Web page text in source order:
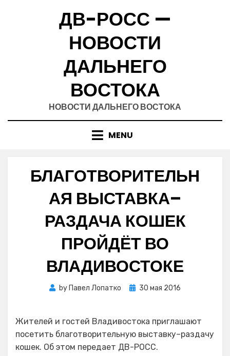
ДВ-РОСС —
НОВОСТИ
ДАЛЬНЕГО
ВОСТОКА
НОВОСТИ ДАЛЬНЕГО ВОСТОКА
MENU
БЛАГОТВОРИТЕЛЬН
АЯ ВЫСТАВКА–
РАЗДАЧА КОШЕК
ПРОЙДЁТ ВО
ВЛАДИВОСТОКЕ
by Павел Лопатко
Posted
30 мая 2016
Жителей и гостей Владивостока приглашают
посетить благотворительную выставку–раздачу
кошек. Об этом передает ДВ-РОСС.